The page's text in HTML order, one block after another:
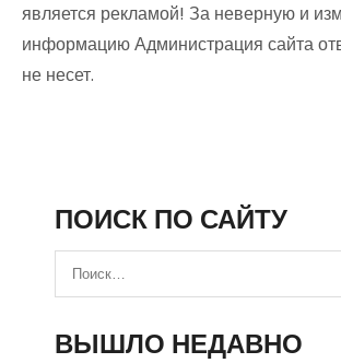
является рекламой! За неверную и
информацию Администрация сайта
не несет.
ПОИСК ПО САЙТУ
ВЫШЛО НЕДАВНО